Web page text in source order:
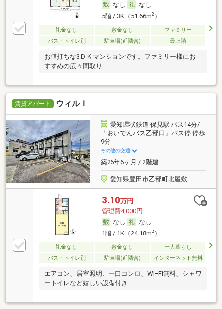
なし
なし
5階 / 3K（51.66m2）
礼金なし 敷金なし
ファミリー
バス・トイレ別
駐車場(近隣含) 最上階
お値打ちな3ＤＫマンションです。ファミリー様にお
すすめの広々間取り
賃貸アパート ウィルＩ
愛知環状鉄道 保見駅 バス14分/
「おいでんバス乙部口」バス停 停歩
9分
その他の交通
築26年6ヶ月 / 2階建
愛知県豊田市乙部町北屋敷
3.10万円
管理費4,000円
なし
なし
1階 / 1K（24.18m2）
礼金なし 敷金なし
一人暮らし
バス・トイレ別
駐車場(近隣含) インターネット無料
エアコン、居室照明、一口コンロ、Wi−Fi無料、シャワ
ートイレなど嬉しい設備付き